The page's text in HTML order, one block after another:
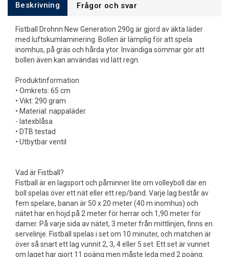
Beskrivning Frågor och svar
Fistball Drohnn New Generation 290g är gjord av äkta läder
med luftskumlaminering. Bollen är lämplig för att spela
inomhus, på gräs och hårda ytor. Invändiga sömmar gör att
bollen även kan användas vid lätt regn.
Produktinformation
• Omkrets: 65 cm
• Vikt: 290 gram
• Material: nappaläder
- latexblåsa
• DTB testad
• Utbytbar ventil
Vad är Fistball?
Fistball är en lagsport och påminner lite om volleyboll där en
boll spelas över ett nät eller ett rep/band. Varje lag består av
fem spelare, banan är 50 x 20 meter (40 m inomhus) och
nätet har en höjd på 2 meter för herrar och 1,90 meter för
damer. På varje sida av nätet, 3 meter från mittlinjen, finns en
servelinje. Fistball spelas i set om 10 minuter, och matchen är
över så snart ett lag vunnit 2, 3, 4 eller 5 set. Ett set är vunnet
om laget har gjort 11 poäng men måste leda med 2 poäng.